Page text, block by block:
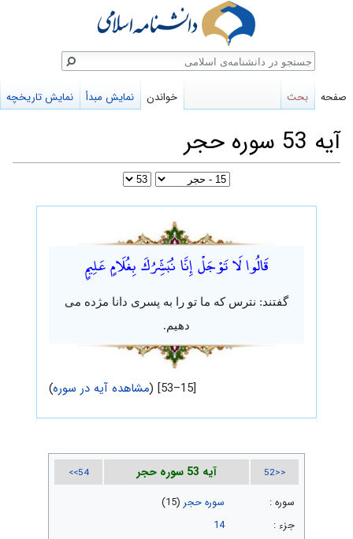
آیه 53 سوره حجر
قَالُوا لَا تَوْجَلْ إِنَّا نُبَشِّرُكَ بِغُلَامٍ عَلِيمٍ
گفتند: نترس که ما تو را به پسری دانا مژده می
دهیم.
[15–53] ( مشاهده آیه در سوره)
<<52 آیه 53 سوره حجر 54>>
سوره : سوره حجر (15)
جزء :
14
صفحه بحث خواندن نمایش مبدأ نمایش تاریخچه
جستجو